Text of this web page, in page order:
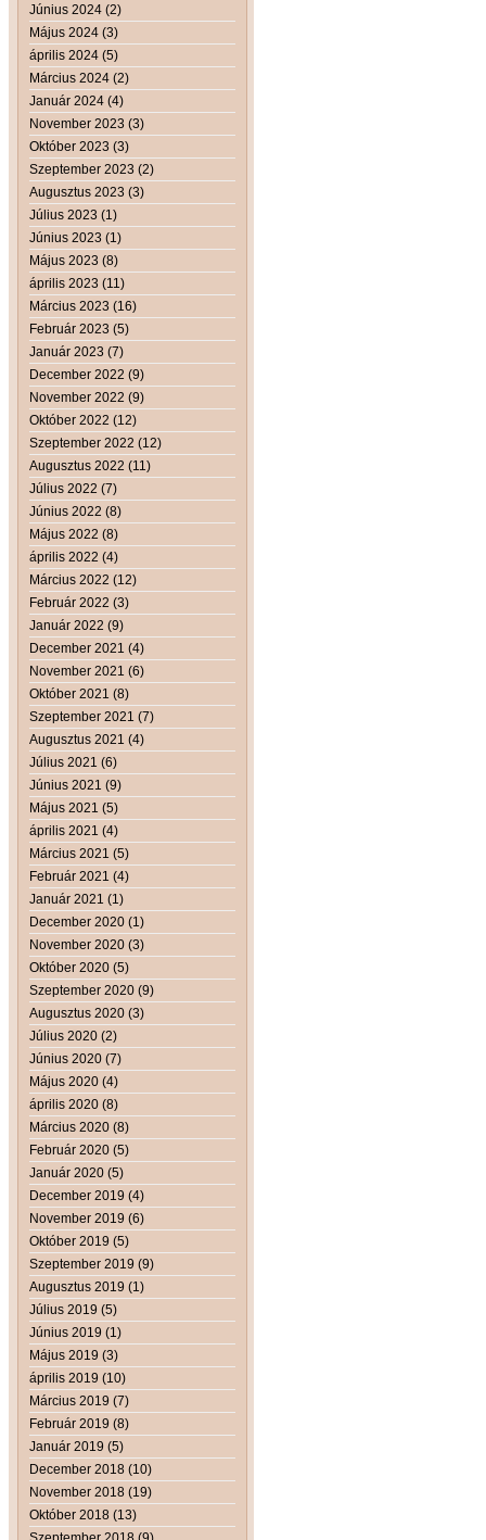
Június 2024 (2)
Május 2024 (3)
április 2024 (5)
Március 2024 (2)
Január 2024 (4)
November 2023 (3)
Október 2023 (3)
Szeptember 2023 (2)
Augusztus 2023 (3)
Július 2023 (1)
Június 2023 (1)
Május 2023 (8)
április 2023 (11)
Március 2023 (16)
Február 2023 (5)
Január 2023 (7)
December 2022 (9)
November 2022 (9)
Október 2022 (12)
Szeptember 2022 (12)
Augusztus 2022 (11)
Július 2022 (7)
Június 2022 (8)
Május 2022 (8)
április 2022 (4)
Március 2022 (12)
Február 2022 (3)
Január 2022 (9)
December 2021 (4)
November 2021 (6)
Október 2021 (8)
Szeptember 2021 (7)
Augusztus 2021 (4)
Július 2021 (6)
Június 2021 (9)
Május 2021 (5)
április 2021 (4)
Március 2021 (5)
Február 2021 (4)
Január 2021 (1)
December 2020 (1)
November 2020 (3)
Október 2020 (5)
Szeptember 2020 (9)
Augusztus 2020 (3)
Július 2020 (2)
Június 2020 (7)
Május 2020 (4)
április 2020 (8)
Március 2020 (8)
Február 2020 (5)
Január 2020 (5)
December 2019 (4)
November 2019 (6)
Október 2019 (5)
Szeptember 2019 (9)
Augusztus 2019 (1)
Július 2019 (5)
Június 2019 (1)
Május 2019 (3)
április 2019 (10)
Március 2019 (7)
Február 2019 (8)
Január 2019 (5)
December 2018 (10)
November 2018 (19)
Október 2018 (13)